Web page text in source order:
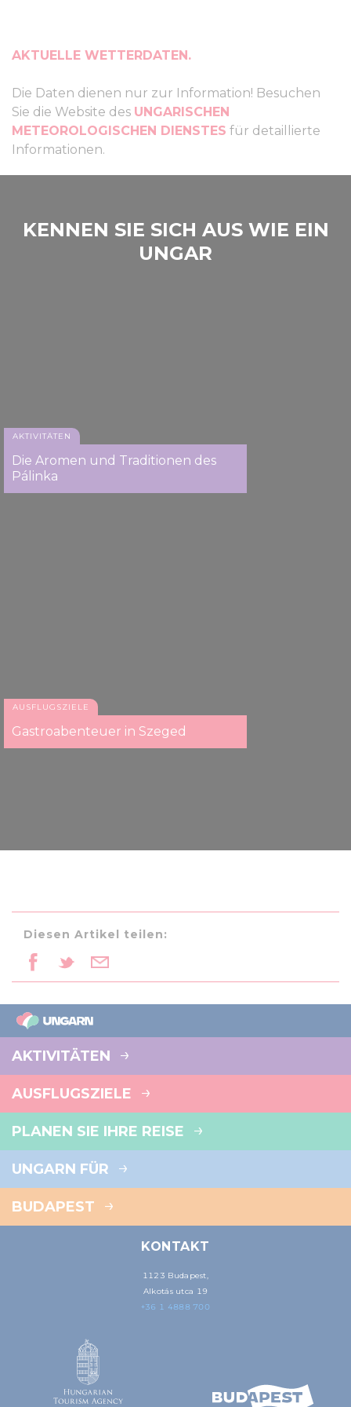
AKTUELLE WETTERDATEN.
Die Daten dienen nur zur Information! Besuchen
Sie die Website des UNGARISCHEN
METEOROLOGISCHEN DIENSTES für detaillierte
Informationen.
KENNEN SIE SICH AUS WIE EIN
UNGAR
AKTIVITÄTEN
Die Aromen und Traditionen des
Pálinka
AUSFLUGSZIELE
Gastroabenteuer in Szeged
Diesen Artikel teilen:
AKTIVITÄTEN
AUSFLUGSZIELE
PLANEN SIE IHRE REISE
UNGARN FÜR
BUDAPEST
KONTAKT
1123 Budapest,
Alkotás utca 19
+36 1 4888 700